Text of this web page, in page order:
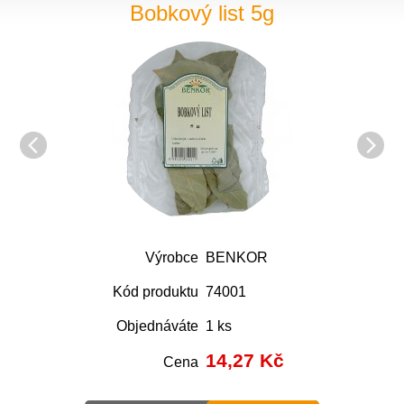
Bobkový list 5g
Výrobce BENKOR
Kód produktu 74001
Objednáváte 1 ks
Cena 14,27 Kč